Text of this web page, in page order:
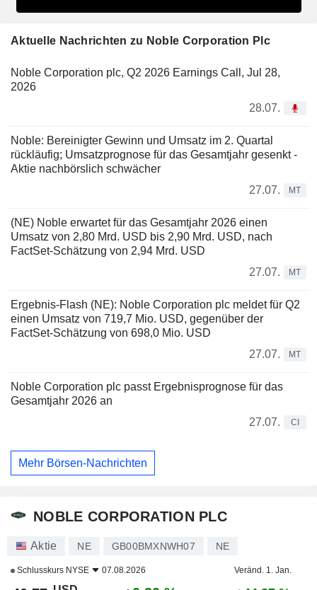
Aktuelle Nachrichten zu Noble Corporation Plc
Noble Corporation plc, Q2 2026 Earnings Call, Jul 28,
2026
28.07.
Noble: Bereinigter Gewinn und Umsatz im 2. Quartal
rückläufig; Umsatzprognose für das Gesamtjahr gesenkt -
Aktie nachbörslich schwächer
27.07.
MT
(NE) Noble erwartet für das Gesamtjahr 2026 einen
Umsatz von 2,80 Mrd. USD bis 2,90 Mrd. USD, nach
FactSet-Schätzung von 2,94 Mrd. USD
27.07.
MT
Ergebnis-Flash (NE): Noble Corporation plc meldet für Q2
einen Umsatz von 719,7 Mio. USD, gegenüber der
FactSet-Schätzung von 698,0 Mio. USD
27.07.
MT
Noble Corporation plc passt Ergebnisprognose für das
Gesamtjahr 2026 an
27.07.
CI
Mehr Börsen-Nachrichten
NOBLE CORPORATION PLC
Aktie NE GB00BMXNWH07 NE
Schlusskurs NYSE 07.08.2026 Veränd. 1. Jan.